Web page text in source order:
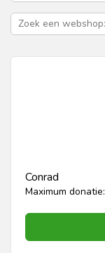
Zorgverzekering
Conrad
Maximum donatie: